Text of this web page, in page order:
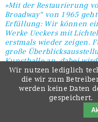
»Mit der Restaurierung
Broadway“ von 1965
Erfüllung: Wir können
Werke Ueckers mit
erstmals wieder zeigen.
große
Kunsthalle an, dabei
Platz der kinetischen
herzlicher Dank geht an
Kunststiftung für die
Dr. des. Nico Anklam,
und Leiter der
Wir nutzen lediglich
die wir zum
werden keine Daten
gespeichert.